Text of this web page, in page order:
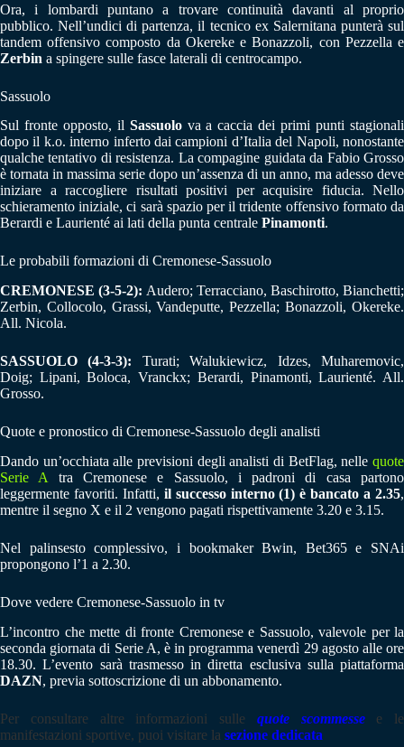
Ora, i lombardi puntano a trovare continuità davanti al proprio
pubblico. Nell’undici di partenza, il tecnico ex Salernitana punterà sul
tandem offensivo composto da Okereke e Bonazzoli, con Pezzella e
Zerbin a spingere sulle fasce laterali di centrocampo.
Sassuolo
Sul fronte opposto, il Sassuolova a caccia dei primi punti stagionali
dopo il k.o. interno inferto dai campioni d’Italia del Napoli, nonostante
qualche tentativo di resistenza. La compagine guidata da Fabio Grosso
è tornata in massima serie dopo un’assenza di un anno, ma adesso deve
iniziare a raccogliere risultati positivi per acquisire fiducia. Nello
schieramento iniziale, ci sarà spazio per il tridente offensivo formato da
Berardi e Laurienté ai lati della punta centrale Pinamonti.
Le probabili formazioni di Cremonese-Sassuolo
CREMONESE (3-5-2): Audero; Terracciano, Baschirotto, Bianchetti;
Zerbin, Collocolo, Grassi, Vandeputte, Pezzella; Bonazzoli, Okereke.
All. Nicola.
SASSUOLO (4-3-3): Turati; Walukiewicz, Idzes, Muharemovic,
Doig; Lipani, Boloca, Vranckx; Berardi, Pinamonti, Laurienté. All.
Grosso.
Quote e pronostico di Cremonese-Sassuolo degli analisti
Dando un’occhiata alle previsioni degli analisti di BetFlag, nelle quote
Serie A tra Cremonese e Sassuolo, i padroni di casa partono
leggermente favoriti. Infatti, il successo interno (1) è bancato a 2.35,
mentre il segno X e il 2 vengono pagati rispettivamente 3.20 e 3.15.
Nel palinsesto complessivo, i bookmaker Bwin, Bet365 e SNAi
propongono l’1 a 2.30.
Dove vedere Cremonese-Sassuolo in tv
L’incontro che mette di fronte Cremonese e Sassuolo, valevole per la
seconda giornata di Serie A, è in programma venerdì 29 agosto alle ore
18.30. L’evento sarà trasmesso in diretta esclusiva sulla piattaforma
DAZN, previa sottoscrizione di un abbonamento.
Per consultare altre informazioni sulle quote scommesse
e le
manifestazioni sportive, puoi visitare la sezione dedicata